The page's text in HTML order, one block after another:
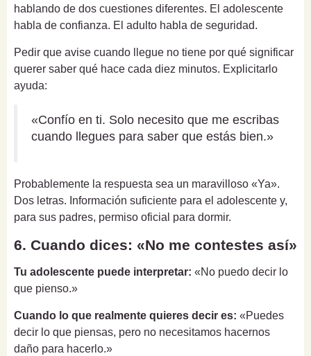
hablando de dos cuestiones diferentes. El adolescente
habla de confianza. El adulto habla de seguridad.
Pedir que avise cuando llegue no tiene por qué significar
querer saber qué hace cada diez minutos. Explicitarlo
ayuda:
«Confío en ti. Solo necesito que me escribas
cuando llegues para saber que estás bien.»
Probablemente la respuesta sea un maravilloso «Ya».
Dos letras. Información suficiente para el adolescente y,
para sus padres, permiso oficial para dormir.
6. Cuando dices: «No me contestes así»
Tu adolescente puede interpretar: «No puedo decir lo
que pienso.»
Cuando lo que realmente quieres decir es: «Puedes
decir lo que piensas, pero no necesitamos hacernos
daño para hacerlo.»